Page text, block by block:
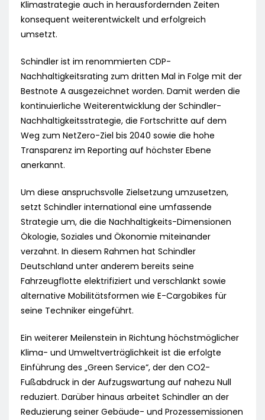
Klimastrategie auch in herausfordernden Zeiten
konsequent weiterentwickelt und erfolgreich
umsetzt.
Schindler ist im renommierten CDP-
Nachhaltigkeitsrating zum dritten Mal in Folge mit der
Bestnote A ausgezeichnet worden. Damit werden die
kontinuierliche Weiterentwicklung der Schindler-
Nachhaltigkeitsstrategie, die Fortschritte auf dem
Weg zum NetZero-Ziel bis 2040 sowie die hohe
Transparenz im Reporting auf höchster Ebene
anerkannt.
Um diese anspruchsvolle Zielsetzung umzusetzen,
setzt Schindler international eine umfassende
Strategie um, die die Nachhaltigkeits-Dimensionen
Ökologie, Soziales und Ökonomie miteinander
verzahnt. In diesem Rahmen hat Schindler
Deutschland unter anderem bereits seine
Fahrzeugflotte elektrifiziert und verschlankt sowie
alternative Mobilitätsformen wie E-Cargobikes für
seine Techniker eingeführt.
Ein weiterer Meilenstein in Richtung höchstmöglicher
Klima- und Umweltverträglichkeit ist die erfolgte
Einführung des „Green Service“, der den CO2-
Fußabdruck in der Aufzugswartung auf nahezu Null
reduziert. Darüber hinaus arbeitet Schindler an der
Reduzierung seiner Gebäude- und Prozessemissionen